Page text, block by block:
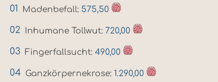
Madenbefall: 575,50
Inhumane Tollwut: 720,00
Fingerfallsucht: 490,00
Ganzkörpernekrose: 1.290,00